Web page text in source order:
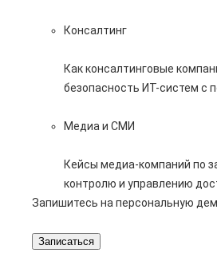
Консалтинг
Как консалтинговые
безопасность ИТ-систем
Медиа и СМИ
Кейсы медиа-компаний по
контролю и управлению
Запишитесь на персональную
Записаться